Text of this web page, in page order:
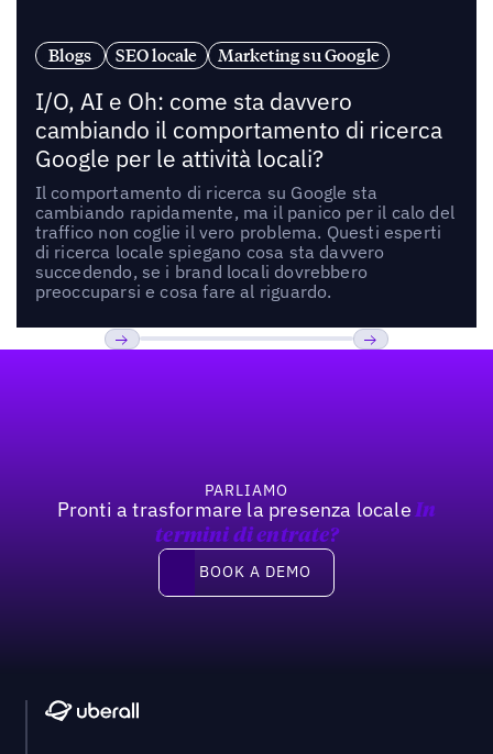
Blogs SEO locale Marketing su Google
I/O, AI e Oh: come sta davvero
cambiando il comportamento di ricerca
Google per le attività locali?
Il comportamento di ricerca su Google sta
cambiando rapidamente, ma il panico per il calo del
traffico non coglie il vero problema. Questi esperti
di ricerca locale spiegano cosa sta davvero
succedendo, se i brand locali dovrebbero
preoccuparsi e cosa fare al riguardo.
PARLIAMO
Pronti a trasformare la presenza locale In
termini di entrate?
Book a demo
BOOK A DEMO